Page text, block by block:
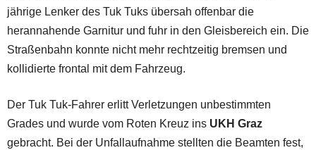
jährige Lenker des Tuk Tuks übersah offenbar die
herannahende Garnitur und fuhr in den Gleisbereich ein. Die
Straßenbahn konnte nicht mehr rechtzeitig bremsen und
kollidierte frontal mit dem Fahrzeug.
Der Tuk Tuk-Fahrer erlitt Verletzungen unbestimmten
Grades und wurde vom Roten Kreuz ins UKH Graz
gebracht. Bei der Unfallaufnahme stellten die Beamten fest,